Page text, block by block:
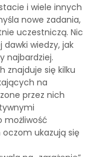
i wiele innych
nowe zadania,
uczestniczą. Nic
wiedzy, jak
najbardziej.
znajduje się kilku
na
przez nich
możliwość
ukazują się